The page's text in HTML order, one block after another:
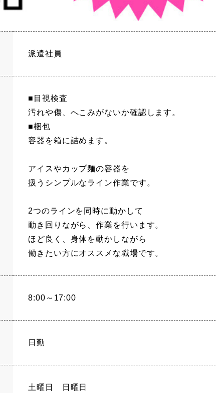
派遣社員
■目視検査
汚れや傷、へこみがないか確認します。
■梱包
容器を箱に詰めます。
アイスやカップ麺の容器を
扱うシンプルなライン作業です。
2つのラインを同時に動かして
動き回りながら、作業を行います。
ほど良く、身体を動かしながら
働きたい方にオススメな職場です。
8:00～17:00
日勤
土曜日 日曜日